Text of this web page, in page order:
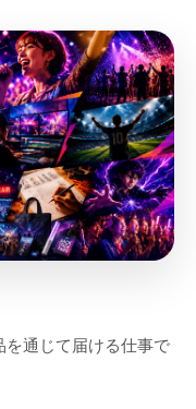
を通じて届ける仕事で